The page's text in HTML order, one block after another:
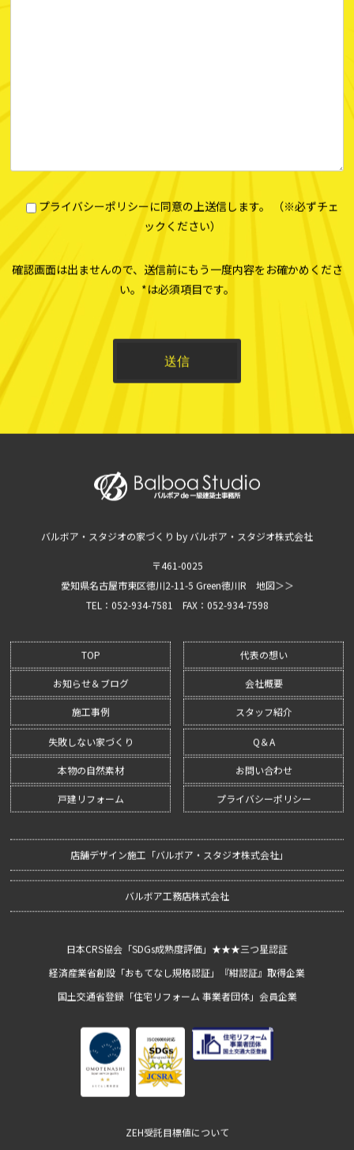
プライバシーポリシーに同意の上送信します。 （※必ずチェ
ックください）
確認画面は出ませんので、送信前にもう一度内容をお確かめくださ
い。*は必須項目です。
バルボア・スタジオの家づくり by バルボア・スタジオ株式会社
〒461-0025
愛知県名古屋市東区徳川2-11-5 Green徳川R 地図＞＞
TEL：052-934-7581 FAX：052-934-7598
TOP
お知らせ＆ブログ
施工事例
代表の想い
会社概要
スタッフ紹介
失敗しない家づくり
本物の自然素材
戸建リフォーム
Q＆A
お問い合わせ
プライバシーポリシー
店舗デザイン施工「バルボア・スタジオ株式会社｣
バルボア工務店株式会社
日本CRS協会「SDGs成熟度評価」★★★三つ星認証
経済産業省創設「おもてなし規格認証」『紺認証』取得企業
国土交通省登録「住宅リフォーム 事業者団体」会員企業
ZEH受託目標値について